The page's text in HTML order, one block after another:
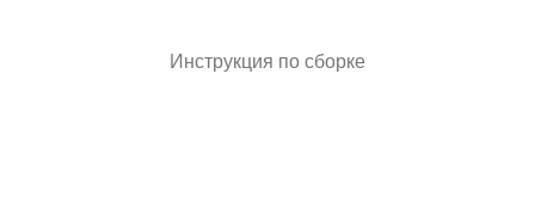
Инструкция по сборке